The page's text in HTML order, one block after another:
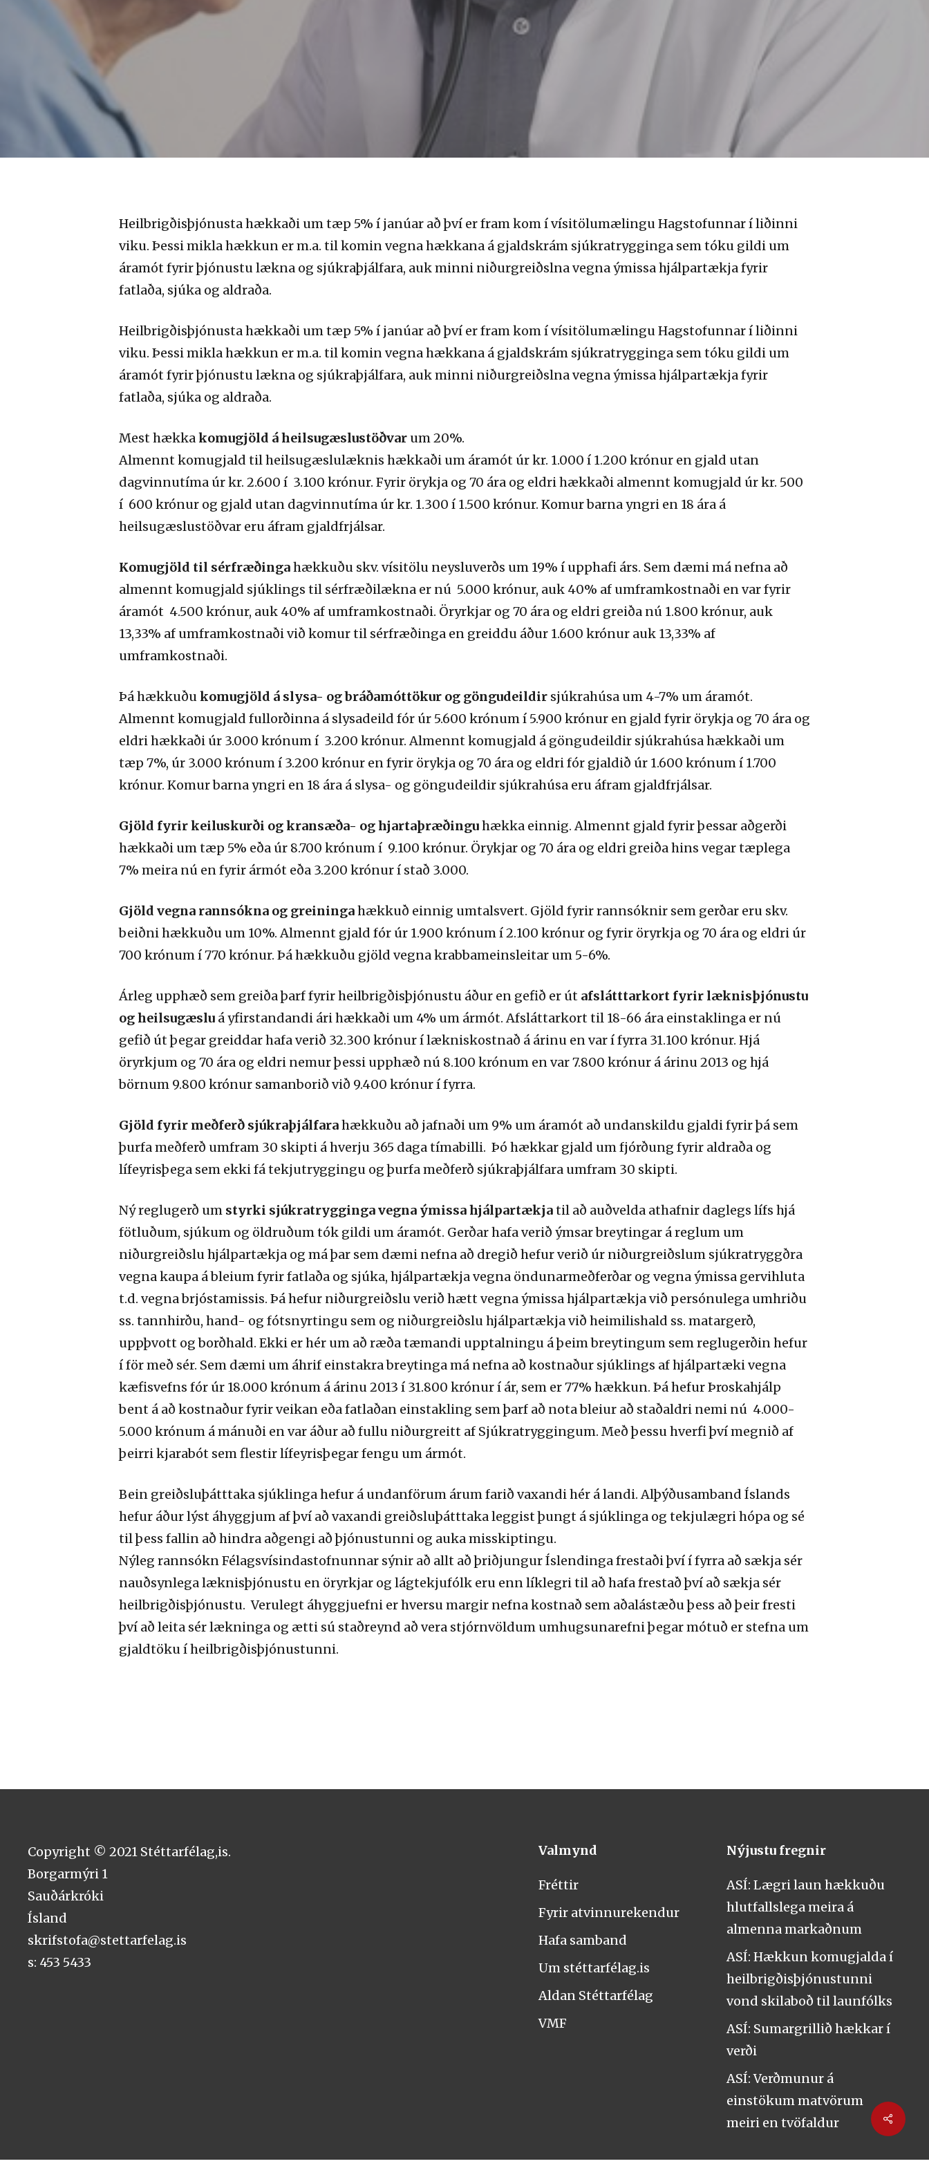
Heilbrigðisþjónusta hækkaði um tæp 5% í janúar að því er fram kom í vísitölumælingu Hagstofunnar í liðinni
viku. Þessi mikla hækkun er m.a. til komin vegna hækkana á gjaldskrám sjúkratrygginga sem tóku gildi um
áramót fyrir þjónustu lækna og sjúkraþjálfara, auk minni niðurgreiðslna vegna ýmissa hjálpartækja fyrir
fatlaða, sjúka og aldraða.
Heilbrigðisþjónusta hækkaði um tæp 5% í janúar að því er fram kom í vísitölumælingu Hagstofunnar í liðinni
viku. Þessi mikla hækkun er m.a. til komin vegna hækkana á gjaldskrám sjúkratrygginga sem tóku gildi um
áramót fyrir þjónustu lækna og sjúkraþjálfara, auk minni niðurgreiðslna vegna ýmissa hjálpartækja fyrir
fatlaða, sjúka og aldraða.
Mest hækkakomugjöld á heilsugæslustöðvar um 20%.
Almennt komugjald til heilsugæslulæknis hækkaði um áramót úr kr. 1.000 í 1.200 krónur en gjald utan
dagvinnutíma úr kr. 2.600 í 3.100 krónur. Fyrir örykja og 70 ára og eldri hækkaði almennt komugjald úr kr. 500
í 600 krónur og gjald utan dagvinnutíma úr kr. 1.300 í 1.500 krónur. Komur barna yngri en 18 ára á
heilsugæslustöðvar eru áfram gjaldfrjálsar.
Komugjöld til sérfræðingahækkuðu skv. vísitölu neysluverðs um 19% í upphafi árs. Sem dæmi má nefna að
almennt komugjald sjúklings til sérfræðilækna er nú 5.000 krónur, auk 40% af umframkostnaði en var fyrir
áramót 4.500 krónur, auk 40% af umframkostnaði. Öryrkjar og 70 ára og eldri greiða nú 1.800 krónur, auk
13,33% af umframkostnaði við komur til sérfræðinga en greiddu áður 1.600 krónur auk 13,33% af
umframkostnaði.
Þá hækkuðukomugjöld á slysa- og bráðamóttökur og göngudeildir sjúkrahúsa um 4-7% um áramót.
Almennt komugjald fullorðinna á slysadeild fór úr 5.600 krónum í 5.900 krónur en gjald fyrir örykja og 70 ára og
eldri hækkaði úr 3.000 krónum í 3.200 krónur. Almennt komugjald á göngudeildir sjúkrahúsa hækkaði um
tæp 7%, úr 3.000 krónum í 3.200 krónur en fyrir örykja og 70 ára og eldri fór gjaldið úr 1.600 krónum í 1.700
krónur. Komur barna yngri en 18 ára á slysa- og göngudeildir sjúkrahúsa eru áfram gjaldfrjálsar.
Gjöld fyrir keiluskurði og kransæða- og hjartaþræðinguhækka einnig. Almennt gjald fyrir þessar aðgerði
hækkaði um tæp 5% eða úr 8.700 krónum í 9.100 krónur. Örykjar og 70 ára og eldri greiða hins vegar tæplega
7% meira nú en fyrir ármót eða 3.200 krónur í stað 3.000.
Gjöld vegna rannsókna og greiningahækkuð einnig umtalsvert. Gjöld fyrir rannsóknir sem gerðar eru skv.
beiðni hækkuðu um 10%. Almennt gjald fór úr 1.900 krónum í 2.100 krónur og fyrir öryrkja og 70 ára og eldri úr
700 krónum í 770 krónur. Þá hækkuðu gjöld vegna krabbameinsleitar um 5-6%.
Árleg upphæð sem greiða þarf fyrir heilbrigðisþjónustu áður en gefið er út afslátttarkort fyrir læknisþjónustu
og heilsugæslu á yfirstandandi ári hækkaði um 4% um ármót. Afsláttarkort til 18-66 ára einstaklinga er nú
gefið út þegar greiddar hafa verið 32.300 krónur í lækniskostnað á árinu en var í fyrra 31.100 krónur. Hjá
öryrkjum og 70 ára og eldri nemur þessi upphæð nú 8.100 krónum en var 7.800 krónur á árinu 2013 og hjá
börnum 9.800 krónur samanborið við 9.400 krónur í fyrra.
Gjöld fyrir meðferð sjúkraþjálfarahækkuðu að jafnaði um 9% um áramót að undanskildu gjaldi fyrir þá sem
þurfa meðferð umfram 30 skipti á hverju 365 daga tímabilli. Þó hækkar gjald um fjórðung fyrir aldraða og
lífeyrisþega sem ekki fá tekjutryggingu og þurfa meðferð sjúkraþjálfara umfram 30 skipti.
Ný reglugerð um styrki sjúkratrygginga vegna ýmissa hjálpartækjatil að auðvelda athafnir daglegs lífs hjá
fötluðum, sjúkum og öldruðum tók gildi um áramót. Gerðar hafa verið ýmsar breytingar á reglum um
niðurgreiðslu hjálpartækja og má þar sem dæmi nefna að dregið hefur verið úr niðurgreiðslum sjúkratryggðra
vegna kaupa á bleium fyrir fatlaða og sjúka, hjálpartækja vegna öndunarmeðferðar og vegna ýmissa gervihluta
t.d. vegna brjóstamissis. Þá hefur niðurgreiðslu verið hætt vegna ýmissa hjálpartækja við persónulega umhriðu
ss. tannhirðu, hand- og fótsnyrtingu sem og niðurgreiðslu hjálpartækja við heimilishald ss. matargerð,
uppþvott og borðhald. Ekki er hér um að ræða tæmandi upptalningu á þeim breytingum sem reglugerðin hefur
í för með sér. Sem dæmi um áhrif einstakra breytinga má nefna að kostnaður sjúklings af hjálpartæki vegna
kæfisvefns fór úr 18.000 krónum á árinu 2013 í 31.800 krónur í ár, sem er 77% hækkun. Þá hefur Þroskahjálp
bent á að kostnaður fyrir veikan eða fatlaðan einstakling sem þarf að nota bleiur að staðaldri nemi nú 4.000-
5.000 krónum á mánuði en var áður að fullu niðurgreitt af Sjúkratryggingum. Með þessu hverfi því megnið af
þeirri kjarabót sem flestir lífeyrisþegar fengu um ármót.
Bein greiðsluþátttaka sjúklinga hefur á undanförum árum farið vaxandi hér á landi. Alþýðusamband Íslands
hefur áður lýst áhyggjum af því að vaxandi greiðsluþátttaka leggist þungt á sjúklinga og tekjulægri hópa og sé
til þess fallin að hindra aðgengi að þjónustunni og auka misskiptingu.
Nýleg rannsókn Félagsvísindastofnunnar sýnir að allt að þriðjungur Íslendinga frestaði því í fyrra að sækja sér
nauðsynlega læknisþjónustu en öryrkjar og lágtekjufólk eru enn líklegri til að hafa frestað því að sækja sér
heilbrigðisþjónustu. Verulegt áhyggjuefni er hversu margir nefna kostnað sem aðalástæðu þess að þeir fresti
því að leita sér lækninga og ætti sú staðreynd að vera stjórnvöldum umhugsunarefni þegar mótuð er stefna um
gjaldtöku í heilbrigðisþjónustunni.
Share
Copyright © 2021 Stéttarfélag,is.
Borgarmýri 1
Sauðárkróki
Ísland
skrifstofa@stettarfelag.is
s: 453 5433
Valmynd
Fréttir
Fyrir atvinnurekendur
Hafa samband
Um stéttarfélag.is
Aldan Stéttarfélag
VMF
Nýjustu fregnir
ASÍ: Lægri laun hækkuðu
hlutfallslega meira á
almenna markaðnum
ASÍ: Hækkun komugjalda í
heilbrigðisþjónustunni
vond skilaboð til launfólks
ASÍ: Sumargrillið hækkar í
verði
ASÍ: Verðmunur á
einstökum matvörum
meiri en tvöfaldur